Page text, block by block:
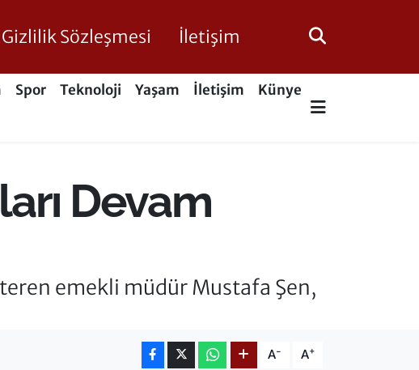
Gizlilik Sözleşmesi İletişim
Spor Teknoloji Yaşam İletişim
Künye
Devam
emekli müdür Mustafa Şen,
A- A+